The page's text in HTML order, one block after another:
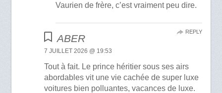
Vaurien de frère, c’est vraiment peu dire.
ABER
7 JUILLET 2026 @ 19:53
Tout à fait. Le prince héritier sous ses airs
abordables vit une vie cachée de super luxe
voitures bien polluantes, vacances de luxe.
REPLY